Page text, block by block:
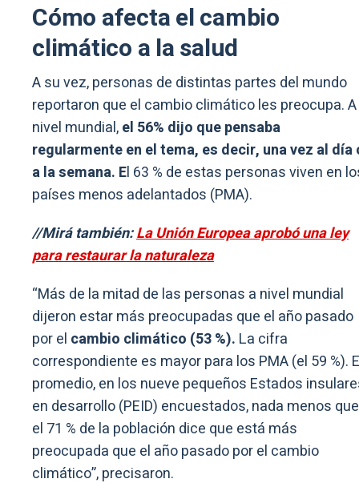
Cómo afecta el cambio
climático a la salud
A su vez, personas de distintas partes del mundo
reportaron que el cambio climático les preocupa. A
nivel mundial,el 56% dijo que pensaba
regularmente en el tema, es decir, una vez al día
a la semana. El 63 % de estas personas viven en
países menos adelantados (PMA).
//Mirá también:La Unión Europea aprobó una ley
para restaurar la naturaleza
“Más de la mitad de las personas a nivel mundial
dijeron estar más preocupadas que el año pasado
por el cambio climático (53 %). La cifra
correspondiente es mayor para los PMA (el 59 %).
promedio, en los nueve pequeños Estados
en desarrollo (PEID) encuestados, nada menos que
el 71 % de la población dice que está más
preocupada que el año pasado por el cambio
climático”, precisaron.